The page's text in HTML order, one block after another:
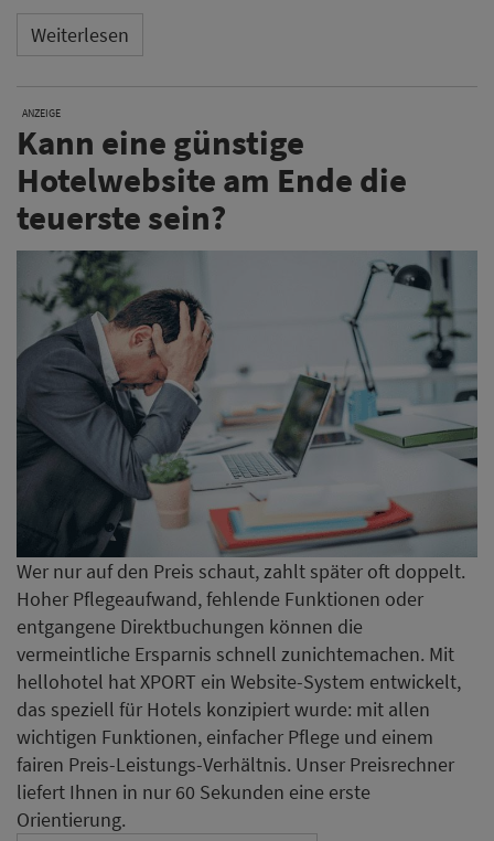
Weiterlesen
ANZEIGE
Kann eine günstige
Hotelwebsite am Ende die
teuerste sein?
Wer nur auf den Preis schaut, zahlt später oft doppelt.
Hoher Pflegeaufwand, fehlende Funktionen oder
entgangene Direktbuchungen können die
vermeintliche Ersparnis schnell zunichtemachen. Mit
hellohotel hat XPORT ein Website-System entwickelt,
das speziell für Hotels konzipiert wurde: mit allen
wichtigen Funktionen, einfacher Pflege und einem
fairen Preis-Leistungs-Verhältnis. Unser Preisrechner
liefert Ihnen in nur 60 Sekunden eine erste
Orientierung.